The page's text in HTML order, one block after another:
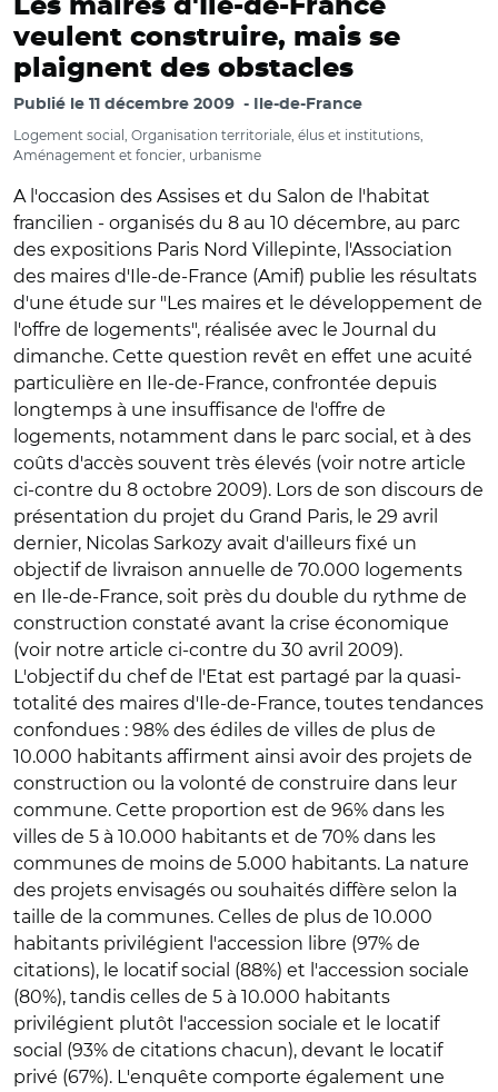
Les maires d'Ile-de-France
veulent construire, mais se
plaignent des obstacles
Publié le 11 décembre 2009 Ile-de-France
Logement social, Organisation territoriale, élus et institutions,
Aménagement et foncier, urbanisme
A l'occasion des Assises et du Salon de l'habitat
francilien - organisés du 8 au 10 décembre, au parc
des expositions Paris Nord Villepinte, l'Association
des maires d'Ile-de-France (Amif) publie les résultats
d'une étude sur "Les maires et le développement de
l'offre de logements", réalisée avec le Journal du
dimanche. Cette question revêt en effet une acuité
particulière en Ile-de-France, confrontée depuis
longtemps à une insuffisance de l'offre de
logements, notamment dans le parc social, et à des
coûts d'accès souvent très élevés (voir notre article
ci-contre du 8 octobre 2009). Lors de son discours de
présentation du projet du Grand Paris, le 29 avril
dernier, Nicolas Sarkozy avait d'ailleurs fixé un
objectif de livraison annuelle de 70.000 logements
en Ile-de-France, soit près du double du rythme de
construction constaté avant la crise économique
(voir notre article ci-contre du 30 avril 2009).
L'objectif du chef de l'Etat est partagé par la quasi-
totalité des maires d'Ile-de-France, toutes tendances
confondues : 98% des édiles de villes de plus de
10.000 habitants affirment ainsi avoir des projets de
construction ou la volonté de construire dans leur
commune. Cette proportion est de 96% dans les
villes de 5 à 10.000 habitants et de 70% dans les
communes de moins de 5.000 habitants. La nature
des projets envisagés ou souhaités diffère selon la
taille de la communes. Celles de plus de 10.000
habitants privilégient l'accession libre (97% de
citations), le locatif social (88%) et l'accession sociale
(80%), tandis celles de 5 à 10.000 habitants
privilégient plutôt l'accession sociale et le locatif
social (93% de citations chacun), devant le locatif
privé (67%). L'enquête comporte également une